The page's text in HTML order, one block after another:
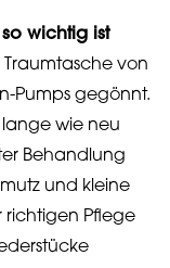
wichtig ist
Traumtasche von
Pumps gegönnt.
lange wie neu
Behandlung
und kleine
richtigen Pflege